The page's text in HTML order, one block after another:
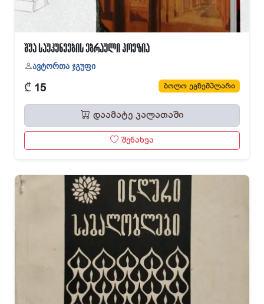
შუა საუკუნეების ებრაული პოეზია
ავტორთა ჯგუფი
₾ 15 ბოლო ეგზემპლარი
დაამატე კალათაში
შენახვა